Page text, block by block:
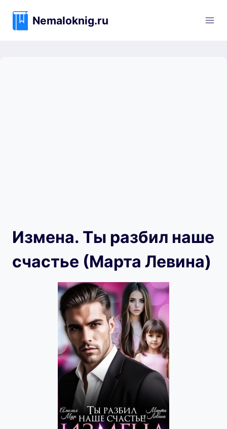
содержимому
Nemaloknig.ru
Измена. Ты разбил наше
счастье (Марта Левина)